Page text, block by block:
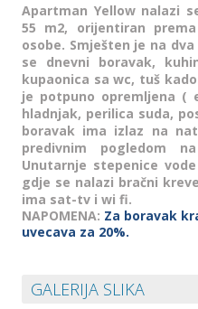
Apartman Yellow nalazi
55 m2, orijentiran
osobe. Smješten je na
se dnevni boravak,
kupaonica sa wc, tuš
je potpuno opremljena (
hladnjak, perilica suda,
boravak ima izlaz na
predivnim pogledom
Unutarnje stepenice
gdje se nalazi bračni
ima sat-tv i wi fi.
NAPOMENA: Za boravak
uvecava za 20%.
GALERIJA SLIKA